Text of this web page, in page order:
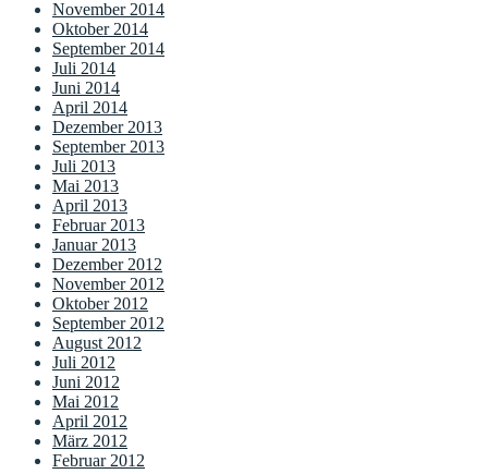
November 2014
Oktober 2014
September 2014
Juli 2014
Juni 2014
April 2014
Dezember 2013
September 2013
Juli 2013
Mai 2013
April 2013
Februar 2013
Januar 2013
Dezember 2012
November 2012
Oktober 2012
September 2012
August 2012
Juli 2012
Juni 2012
Mai 2012
April 2012
März 2012
Februar 2012